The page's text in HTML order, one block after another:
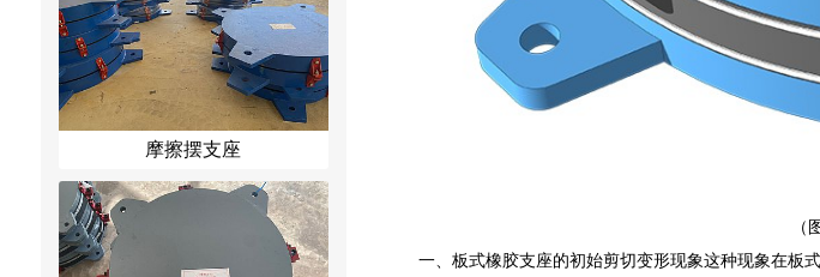
摩擦摆支座
（
一、板式橡胶支座的初始剪切变形现象这种现象在板